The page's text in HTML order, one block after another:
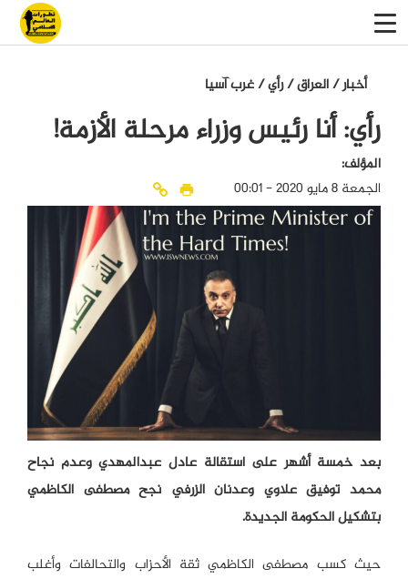
أخبار/العراق/رأي/غرب آسيا
رأي: أنا رئيس وزراء مرحلة الأزمة!
المؤلف:
الجمعة 8 مايو 2020 - 00:01
بعد خمسة أشهر على استقالة عادل عبدالمهدي وعدم نجاح
محمد توفيق علاوي وعدنان الزرفي نجح مصطفى الكاظمي
بتشكيل الحكومة الجديدة.
حيث كسب مصطفى الكاظمي ثقة الأحزاب والتحالفات وأغلب